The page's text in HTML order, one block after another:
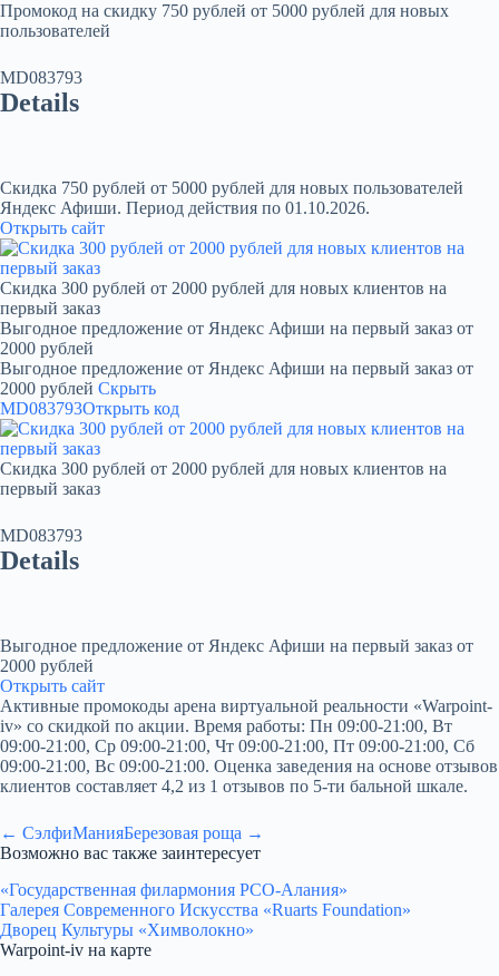
Промокод на скидку 750 рублей от 5000 рублей для новых
пользователей
MD083793
Details
Скидка 750 рублей от 5000 рублей для новых пользователей
Яндекс Афиши. Период действия по 01.10.2026.
Открыть сайт
Скидка 300 рублей от 2000 рублей для новых клиентов на
первый заказ
Выгодное предложение от Яндекс Афиши на первый заказ от
2000 рублей
Выгодное предложение от Яндекс Афиши на первый заказ от
2000 рублей Скрыть
MD083793Открыть код
Скидка 300 рублей от 2000 рублей для новых клиентов на
первый заказ
MD083793
Details
Выгодное предложение от Яндекс Афиши на первый заказ от
2000 рублей
Открыть сайт
Активные промокоды арена виртуальной реальности «Warpoint-
iv» со скидкой по акции. Время работы: Пн 09:00-21:00, Вт
09:00-21:00, Ср 09:00-21:00, Чт 09:00-21:00, Пт 09:00-21:00, Сб
09:00-21:00, Вс 09:00-21:00. Оценка заведения на основе отзывов
клиентов составляет 4,2 из 1 отзывов по 5-ти бальной шкале.
← СэлфиМанияБерезовая роща →
Возможно вас также заинтересует
«Государственная филармония РСО-Алания»
Галерея Современного Искусства «Ruarts Foundation»
Дворец Культуры «Химволокно»
Warpoint-iv на карте